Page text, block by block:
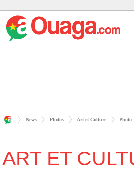
News Photos Art et Culture Photo
ART ET